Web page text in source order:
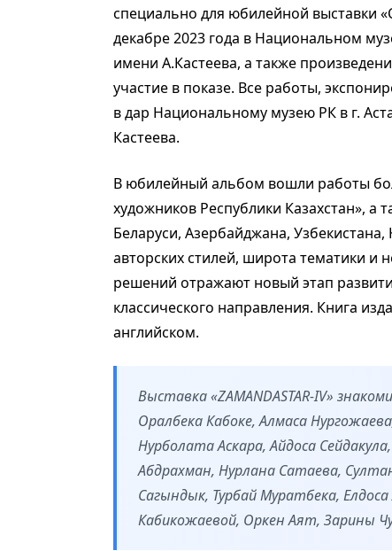
специально для юбилейной выставки
декабре 2023 года в Национальном
имени А.Кастеева, а также
участие в показе. Все работы,
в дар Национальному музею РК в г.
Кастеева.
В юбилейный альбом вошли работы
художников Республики Казахстан», а
Беларуси, Азербайджана,
авторских стилей, широта тематики и
решений отражают новый этап
классического направления. Книга
английском.
Выставка «ZAMANDASTAR-IV»
Оралбека Кабоке, Алмаса
Нурболата Аскара, Айдоса
Абдрахман, Нурлана Сатаева,
Сагындык, Турбай Муратбека,
Кабикожаевой, Оркен Аят, Зарины